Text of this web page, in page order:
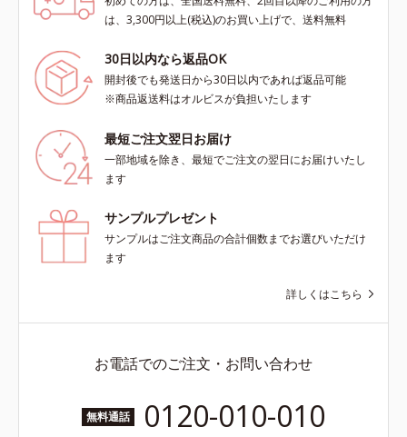
は、3,300円以上(税込)のお買い上げで、送料無料
30日以内なら返品OK
開封後でも発送日から30日以内であれば返品可能
※商品返送料はオルビスが負担いたします
最短ご注文翌日お届け
一部地域を除き、最短でご注文の翌日にお届けいたし
ます
サンプルプレゼント
サンプルはご注文商品の合計個数までお選びいただけ
ます
詳しくはこちら
お電話でのご注文・お問い合わせ
無料通話 0120-010-010